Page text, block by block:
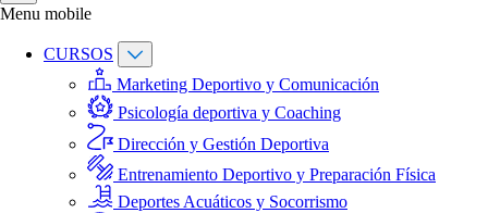
Menu mobile
CURSOS
Marketing Deportivo y Comunicación
Psicología deportiva y Coaching
Dirección y Gestión Deportiva
Entrenamiento Deportivo y Preparación Física
Deportes Acuáticos y Socorrismo